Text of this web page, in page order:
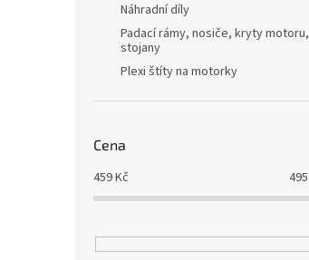
Náhradní díly
Padací rámy, nosiče, kryty motoru,
stojany
Plexi štíty na motorky
Cena
459Kč 495